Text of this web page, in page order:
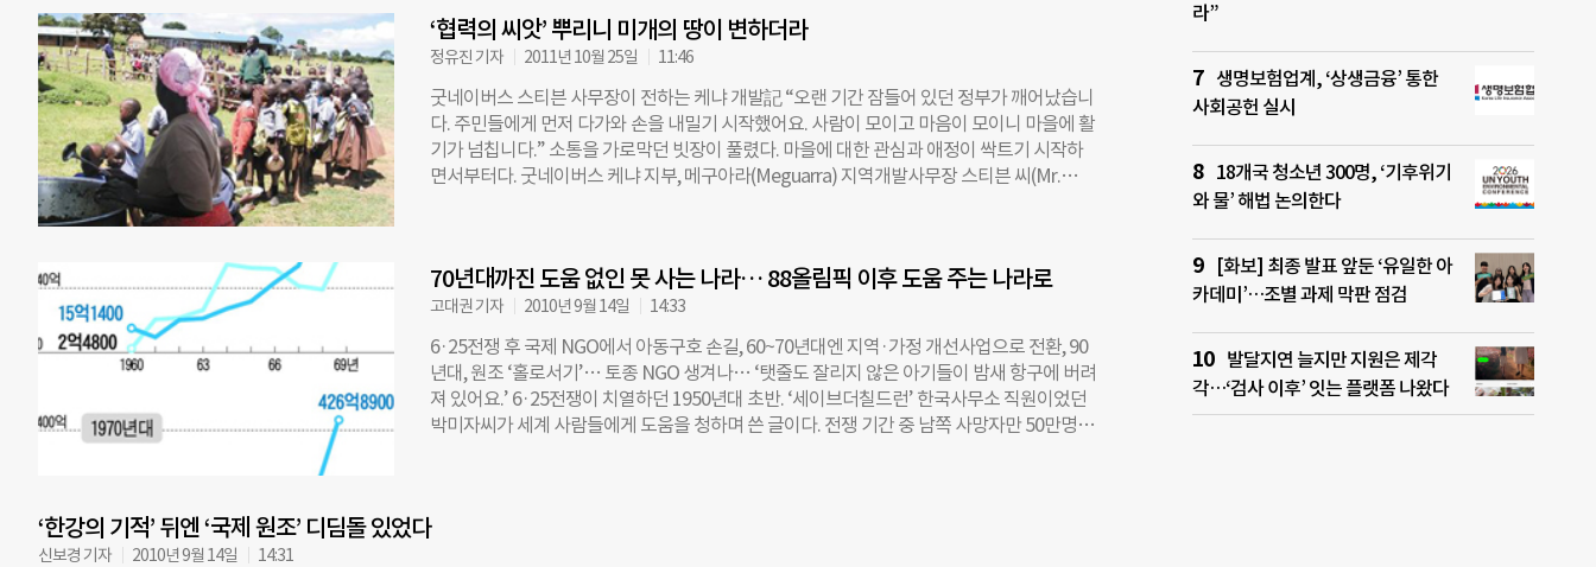
자에 따르면 “개발 원조에 관심도, 전문성도 없는 이사장이 취임했던 것이 갈등의 시작”이라
며 “지난 9개월간 말도 안 되는 사업 및 행정 개편을 밀어붙이면서 갈등을 빚다 이번에 폭발한
발사업을 담당하고 있는 현지 직원들의 사례 발표는 수혜국 입장에서 바라본 바람직한 개발
원조의 방향을 내다볼 수 있어 눈길을 끌었다. 단상 위에 올라 첫 번째로 발표를 시작한 굿네
이버스 미얀마 사업부장 수수아웅씨는 미얀마에서 발견한 작은 기적에 대해 입을 열었다. “지
난 2008년 5월 사상 최악의 사이클론 나르기스(Nargis)를 만난 미얀마는 절망의 땅으로 변해
있었습니다. 태풍이 지나간 자리엔 병들어 죽은 비료 종자들만 남았습니다. 바닷물에 휩쓸려
버린 논은 소금기 때문에 더 이상 추수가 불가능한 상황이었죠. 굿네이버스에서 시작한 지역
사회개발사업은 미얀마에 들어온 한 줄기 희망의 빛이었습니다. 특히 ‘라이스뱅크(Rice
하는 고금리 사채를 이용하게 됐고, 수확량에 비례해 빚은 자꾸만 늘어갔다. 이에
‘협력의 씨앗’ 뿌리니 미개의 땅이 변하더라
정유진 기자 2011년 10월 25일 11:46
굿네이버스 스티븐 사무장이 전하는 케냐 개발記 “오랜 기간 잠들어 있던 정부가 깨어났습니
다. 주민들에게 먼저 다가와 손을 내밀기 시작했어요. 사람이 모이고 마음이 모이니 마을에 활
기가 넘칩니다.” 소통을 가로막던 빗장이 풀렸다. 마을에 대한 관심과 애정이 싹트기 시작하
면서부터다. 굿네이버스 케냐 지부, 메구아라(Meguarra) 지역개발사무장 스티븐 씨(Mr.
고 있는 시골 마을이다. 자연과 전통이 그대로 보존돼 있는 이 마을엔 약 5000명의 주민들이
뿔뿔이 흩어져 유목 생활을 하고 있었다. 아이들은 집에서 가축을 돌보느라 학교에 가질 않았
다. 어린 여자 아이들은 할례 의식을 치른 뒤 이름도 얼굴도 모르는 남성과 결혼하는 풍습에
따르고 있었다. 열 살 된 여자 아이가 50대 남성과 결혼하는 일이 허다했다. 게다가 마을엔 병
원이 없어 주민들은 검증되지 않은 약초로 치료를 받고 있었다. 열쇠는 ‘씨앗’이었다. 스티븐
씨는 굿네이버스로부터 옥수수, 콩 등을 들여와 메구아라를 농촌으로 가꿔나갔다. 땅을 개간
하고 농작물을 재배하면서 마을 주민들은 협력하는 방법을 자연스레 깨달아갔다. “유목 생활
70년대까진 도움 없인 못 사는 나라… 88올림픽 이후 도움 주는 나라로
고대권 기자 2010년 9월 14일 14:33
6·25전쟁 후 국제 NGO에서 아동구호 손길, 60~70년대엔 지역·가정 개선사업으로 전환, 90
년대, 원조 ‘홀로서기’… 토종 NGO 생겨나… ‘탯줄도 잘리지 않은 아기들이 밤새 항구에 버려
져 있어요.’ 6·25전쟁이 치열하던 1950년대 초반. ‘세이브더칠드런’ 한국사무소 직원이었던
박미자씨가 세계 사람들에게 도움을 청하며 쓴 글이다. 전쟁 기간 중 남쪽 사망자만 50만명을
312km가 파괴됐다. 모두가 힘들었던 시기. 하지만 가장 힘든 이는 돈 없고 힘없는 사람들이
‘한강의 기적’ 뒤엔 ‘국제 원조’ 디딤돌 있었다
신보경 기자 2010년 9월 14일 14:31
라”
생명보험업계, ‘상생금융’ 통한
사회공헌 실시
18개국 청소년 300명, ‘기후위기
와 물’ 해법 논의한다
[화보] 최종 발표 앞둔 ‘유일한 아
카데미’…조별 과제 막판 점검
발달지연 늘지만 지원은 제각
각…‘검사 이후’ 잇는 플랫폼 나왔다